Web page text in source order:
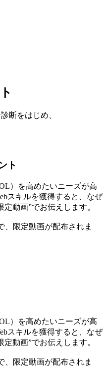
断をはじめ、
ト
）を高めたいニーズが高
スキルを獲得すると、なぜ
動画”でお伝えします。
、限定動画が配布されま
）を高めたいニーズが高
スキルを獲得すると、なぜ
動画”でお伝えします。
、限定動画が配布されま